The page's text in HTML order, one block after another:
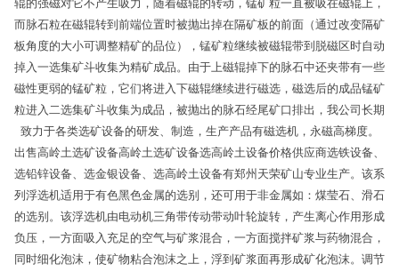
辊的强磁对它不产生吸力，随着磁辊的转动，锰矿粒一直被吸在磁辊上，
而脉石粒在磁辊转到前端位置时被抛出掉在隔矿板的前面（通过改变隔矿
板角度的大小可调整精矿的品位），锰矿粒继续被磁辊带到脱磁区时自动
掉入一选集矿斗收集为精矿成品。由于上磁辊掉下的脉石中还夹带有一些
磁性更弱的锰矿粒，它们将进入下磁辊继续进行磁选，磁选后的成品锰矿
粒进入二选集矿斗收集为成品，被抛出的脉石经尾矿口排出，我公司长期
致力于各类选矿设备的研发、制造，生产产品有磁选机，永磁高梯度。
出售高岭土选矿设备高岭土选矿设备选高岭土设备价格供应商选铁设备、
选铅锌设备、选金银设备、选高岭土设备有郑州天荣矿山专业生产。该系
列浮选机适用于有色黑色金属的选别，还可用于非金属如：煤莹石、滑石
的选别。该浮选机由电动机三角带传动带动叶轮旋转，产生离心作用形成
负压，一方面吸入充足的空气与矿浆混合，一方面搅拌矿浆与药物混合，
同时细化泡沫，使矿物粘合泡沫之上，浮到矿浆面再形成矿化泡沫。调节